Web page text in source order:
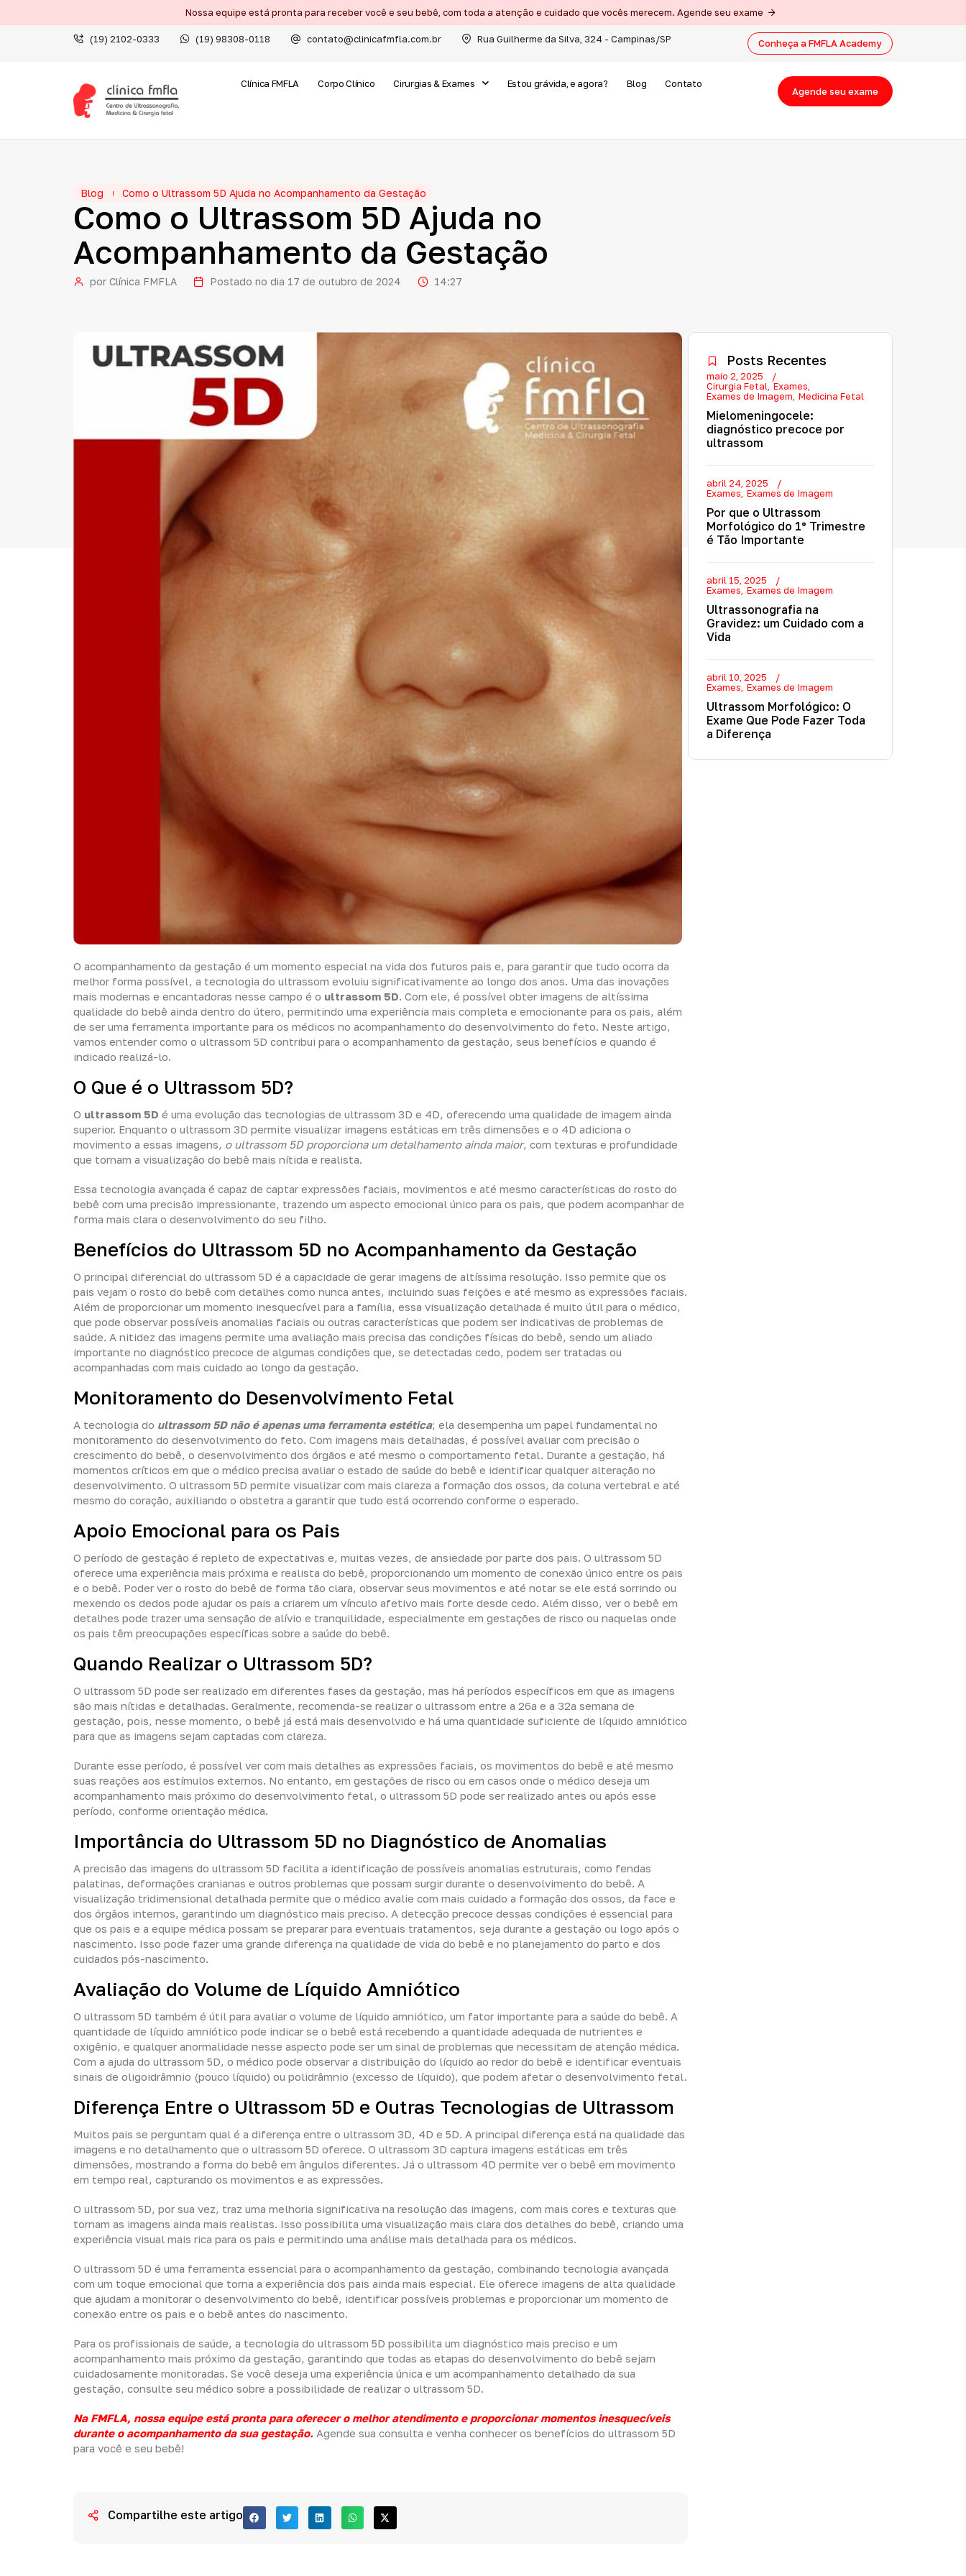
Nossa equipe está pronta para receber você e seu bebê, com toda a atenção e cuidado que vocês merecem. Agende seu exame
(19) 2102-0333 (19) 98308-0118 contato@clinicafmfla.com.br Rua Guilherme da Silva, 324 - Campinas/SP Conheça a FMFLA Academy
Clínica FMFLA Corpo Clínico Cirurgias & Exames Estou grávida, e agora? Blog Contato
Agende seu exame
Blog Como o Ultrassom 5D Ajuda no Acompanhamento da Gestação
Como o Ultrassom 5D Ajuda no
Acompanhamento da Gestação
por Clínica FMFLA Postado no dia 17 de outubro de 2024 14:27
O acompanhamento da gestação é um momento especial na vida dos futuros pais e, para garantir que tudo ocorra da
melhor forma possível, a tecnologia do ultrassom evoluiu significativamente ao longo dos anos. Uma das inovações
mais modernas e encantadoras nesse campo é o ultrassom 5D. Com ele, é possível obter imagens de altíssima
qualidade do bebê ainda dentro do útero, permitindo uma experiência mais completa e emocionante para os pais, além
de ser uma ferramenta importante para os médicos no acompanhamento do desenvolvimento do feto. Neste artigo,
vamos entender como o ultrassom 5D contribui para o acompanhamento da gestação, seus benefícios e quando é
indicado realizá-lo.
O Que é o Ultrassom 5D?
O ultrassom 5D é uma evolução das tecnologias de ultrassom 3D e 4D, oferecendo uma qualidade de imagem ainda
superior. Enquanto o ultrassom 3D permite visualizar imagens estáticas em três dimensões e o 4D adiciona o
movimento a essas imagens, o ultrassom 5D proporciona um detalhamento ainda maior, com texturas e profundidade
que tornam a visualização do bebê mais nítida e realista.
Essa tecnologia avançada é capaz de captar expressões faciais, movimentos e até mesmo características do rosto do
bebê com uma precisão impressionante, trazendo um aspecto emocional único para os pais, que podem acompanhar de
forma mais clara o desenvolvimento do seu filho.
Benefícios do Ultrassom 5D no Acompanhamento da Gestação
O principal diferencial do ultrassom 5D é a capacidade de gerar imagens de altíssima resolução. Isso permite que os
pais vejam o rosto do bebê com detalhes como nunca antes, incluindo suas feições e até mesmo as expressões faciais.
Além de proporcionar um momento inesquecível para a família, essa visualização detalhada é muito útil para o médico,
que pode observar possíveis anomalias faciais ou outras características que podem ser indicativas de problemas de
saúde. A nitidez das imagens permite uma avaliação mais precisa das condições físicas do bebê, sendo um aliado
importante no diagnóstico precoce de algumas condições que, se detectadas cedo, podem ser tratadas ou
acompanhadas com mais cuidado ao longo da gestação.
Monitoramento do Desenvolvimento Fetal
A tecnologia do ultrassom 5D não é apenas uma ferramenta estética; ela desempenha um papel fundamental no
monitoramento do desenvolvimento do feto. Com imagens mais detalhadas, é possível avaliar com precisão o
crescimento do bebê, o desenvolvimento dos órgãos e até mesmo o comportamento fetal. Durante a gestação, há
momentos críticos em que o médico precisa avaliar o estado de saúde do bebê e identificar qualquer alteração no
desenvolvimento. O ultrassom 5D permite visualizar com mais clareza a formação dos ossos, da coluna vertebral e até
mesmo do coração, auxiliando o obstetra a garantir que tudo está ocorrendo conforme o esperado.
Apoio Emocional para os Pais
O período de gestação é repleto de expectativas e, muitas vezes, de ansiedade por parte dos pais. O ultrassom 5D
oferece uma experiência mais próxima e realista do bebê, proporcionando um momento de conexão único entre os pais
e o bebê. Poder ver o rosto do bebê de forma tão clara, observar seus movimentos e até notar se ele está sorrindo ou
mexendo os dedos pode ajudar os pais a criarem um vínculo afetivo mais forte desde cedo. Além disso, ver o bebê em
detalhes pode trazer uma sensação de alívio e tranquilidade, especialmente em gestações de risco ou naquelas onde
os pais têm preocupações específicas sobre a saúde do bebê.
Quando Realizar o Ultrassom 5D?
O ultrassom 5D pode ser realizado em diferentes fases da gestação, mas há períodos específicos em que as imagens
são mais nítidas e detalhadas. Geralmente, recomenda-se realizar o ultrassom entre a 26ª e a 32ª semana de
gestação, pois, nesse momento, o bebê já está mais desenvolvido e há uma quantidade suficiente de líquido amniótico
para que as imagens sejam captadas com clareza.
Durante esse período, é possível ver com mais detalhes as expressões faciais, os movimentos do bebê e até mesmo
suas reações aos estímulos externos. No entanto, em gestações de risco ou em casos onde o médico deseja um
acompanhamento mais próximo do desenvolvimento fetal, o ultrassom 5D pode ser realizado antes ou após esse
período, conforme orientação médica.
Importância do Ultrassom 5D no Diagnóstico de Anomalias
A precisão das imagens do ultrassom 5D facilita a identificação de possíveis anomalias estruturais, como fendas
palatinas, deformações cranianas e outros problemas que possam surgir durante o desenvolvimento do bebê. A
visualização tridimensional detalhada permite que o médico avalie com mais cuidado a formação dos ossos, da face e
dos órgãos internos, garantindo um diagnóstico mais preciso. A detecção precoce dessas condições é essencial para
que os pais e a equipe médica possam se preparar para eventuais tratamentos, seja durante a gestação ou logo após o
nascimento. Isso pode fazer uma grande diferença na qualidade de vida do bebê e no planejamento do parto e dos
cuidados pós-nascimento.
Avaliação do Volume de Líquido Amniótico
O ultrassom 5D também é útil para avaliar o volume de líquido amniótico, um fator importante para a saúde do bebê. A
quantidade de líquido amniótico pode indicar se o bebê está recebendo a quantidade adequada de nutrientes e
oxigênio, e qualquer anormalidade nesse aspecto pode ser um sinal de problemas que necessitam de atenção médica.
Com a ajuda do ultrassom 5D, o médico pode observar a distribuição do líquido ao redor do bebê e identificar eventuais
sinais de oligoidrâmnio (pouco líquido) ou polidrâmnio (excesso de líquido), que podem afetar o desenvolvimento fetal.
Diferença Entre o Ultrassom 5D e Outras Tecnologias de Ultrassom
Muitos pais se perguntam qual é a diferença entre o ultrassom 3D, 4D e 5D. A principal diferença está na qualidade das
imagens e no detalhamento que o ultrassom 5D oferece. O ultrassom 3D captura imagens estáticas em três
dimensões, mostrando a forma do bebê em ângulos diferentes. Já o ultrassom 4D permite ver o bebê em movimento
em tempo real, capturando os movimentos e as expressões.
O ultrassom 5D, por sua vez, traz uma melhoria significativa na resolução das imagens, com mais cores e texturas que
tornam as imagens ainda mais realistas. Isso possibilita uma visualização mais clara dos detalhes do bebê, criando uma
experiência visual mais rica para os pais e permitindo uma análise mais detalhada para os médicos.
O ultrassom 5D é uma ferramenta essencial para o acompanhamento da gestação, combinando tecnologia avançada
com um toque emocional que torna a experiência dos pais ainda mais especial. Ele oferece imagens de alta qualidade
que ajudam a monitorar o desenvolvimento do bebê, identificar possíveis problemas e proporcionar um momento de
conexão entre os pais e o bebê antes do nascimento.
Para os profissionais de saúde, a tecnologia do ultrassom 5D possibilita um diagnóstico mais preciso e um
acompanhamento mais próximo da gestação, garantindo que todas as etapas do desenvolvimento do bebê sejam
cuidadosamente monitoradas. Se você deseja uma experiência única e um acompanhamento detalhado da sua
gestação, consulte seu médico sobre a possibilidade de realizar o ultrassom 5D.
Na FMFLA, nossa equipe está pronta para oferecer o melhor atendimento e proporcionar momentos inesquecíveis
durante o acompanhamento da sua gestação. Agende sua consulta e venha conhecer os benefícios do ultrassom 5D
para você e seu bebê!
Compartilhe este artigo
Posts Recentes
maio 2, 2025
Cirurgia Fetal Exames
Exames de Imagem Medicina Fetal
Mielomeningocele:
diagnóstico precoce por
ultrassom
abril 24, 2025
Exames Exames de Imagem
Por que o Ultrassom
Morfológico do 1º Trimestre
é Tão Importante
abril 15, 2025
Exames Exames de Imagem
Ultrassonografia na
Gravidez: um Cuidado com a
Vida
abril 10, 2025
Exames Exames de Imagem
Ultrassom Morfológico: O
Exame Que Pode Fazer Toda
a Diferença